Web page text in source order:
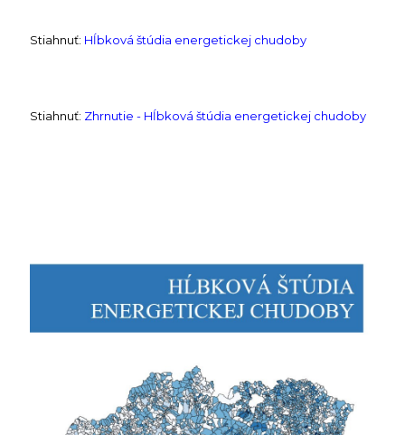
Stiahnuť: Hĺbková štúdia energetickej chudoby
Stiahnuť: Zhrnutie - Hĺbková štúdia energetickej chudoby